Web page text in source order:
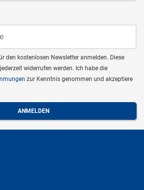
den kostenlosen Newsletter anmelden. Diese
widerrufen werden. Ich habe die
zur Kenntnis genommen und akzeptiere